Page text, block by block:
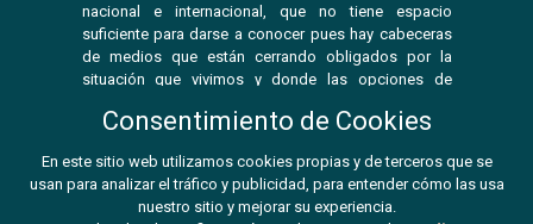
nacional e internacional, que no tiene espacio
suficiente para darse a conocer pues hay cabeceras
de medios que están cerrando obligados por la
situación que vivimos y donde las opciones de
© 2026 Npunto
Consentimiento de Cookies
En este sitio web utilizamos cookies propias y de terceros que se
usan para analizar el tráfico y publicidad, para entender cómo las usa
nuestro sitio y mejorar su experiencia.